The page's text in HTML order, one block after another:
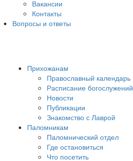
Вакансии
Контакты
Вопросы и ответы
Прихожанам
Православный календарь
Расписание богослужений
Новости
Публикации
Знакомство с Лаврой
Паломникам
Паломнический отдел
Где остановиться
Что посетить